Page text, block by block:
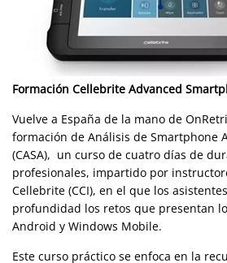
Formación Cellebrite Advanced
Vuelve a España de la mano de
formación de Análisis de Smartphone
(CASA), un curso de cuatro días de
profesionales, impartido por
Cellebrite (CCI), en el que los
profundidad los retos que presentan
Android y Windows Mobile.
Este curso práctico se enfoca en la